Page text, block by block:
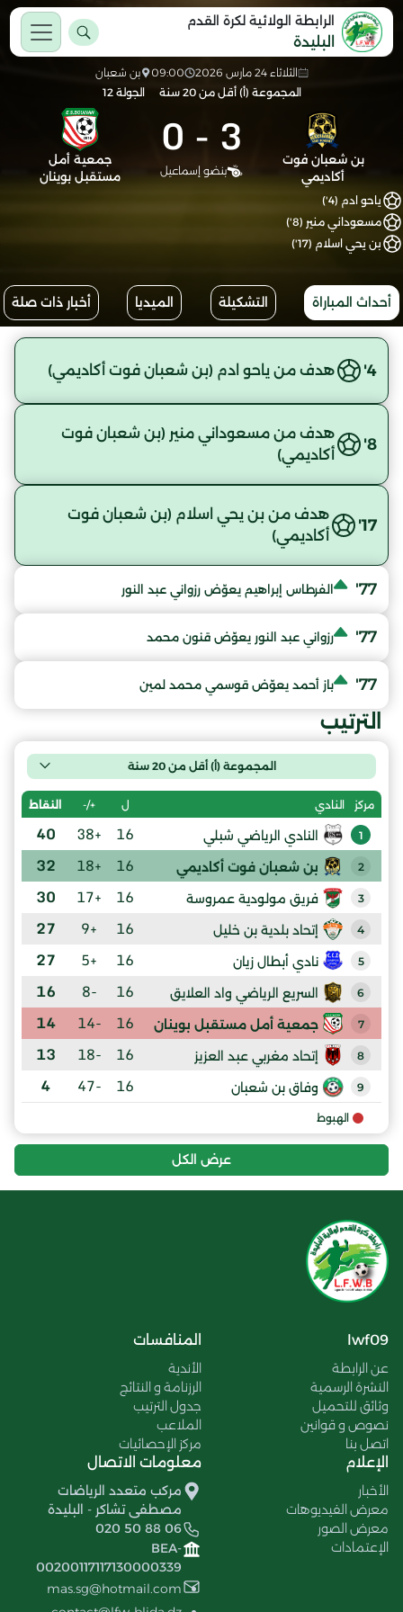
الرابطة الولائية لكرة القدم
البليدة
الثلاثاء 24 مارس 2026 09:00
بن شعبان
المجموعة (أ) أقل من 20 سنة
الجولة 12
بن شعبان فوت
أكاديمي
3
-
0
بنضو إسماعيل
جمعية أمل
مستقبل بوينان
ياحو ادم (4')
مسعوداني منير (8')
بن يحي اسلام (17')
أحداث المباراة التشكيلة الميديا أخبار ذات صلة
4' هدف من ياحو ادم (بن شعبان فوت أكاديمي)
8'
هدف من مسعوداني منير (بن شعبان فوت
أكاديمي)
17'
هدف من بن يحي اسلام (بن شعبان فوت
أكاديمي)
77' الفرطاس إبراهيم يعوّض رزواني عبد النور
77' رزواني عبد النور يعوّض قنون محمد
77' باز أحمد يعوّض قوسمي محمد لمين
الترتيب
المجموعة (أ) أقل من 20 سنة
مركز النادي ل +/- النقاط
1 النادي الرياضي شبلي 16
+38
40
2 بن شعبان فوت أكاديمي 16
+18
32
3 فريق مولودية عمروسة 16
+17
30
4 إتحاد بلدية بن خليل 16
+9
27
5 نادي أبطال زيان 16
+5
27
6 السريع الرياضي واد العلايق 16
-8
16
7 جمعية أمل مستقبل بوينان 16
-14
14
8 إتحاد مغربي عبد العزيز 16
-18
13
9 وفاق بن شعبان 16
-47
4
الهبوط
عرض الكل
lwf09
عن الرابطة
النشرة الرسمية
وثائق للتحميل
نصوص و قوانين
اتصل بنا
المنافسات
الأندية
الرزنامة و النتائج
جدول الترتيب
الملاعب
مركز الإحصائيات
الإعلام
الأخبار
معرض الفيديوهات
معرض الصور
الإعتمادات
معلومات الاتصال
مركب متعدد الرياضات
مصطفى تشاكر - البليدة
020 50 88 06
BEA-
00200117117130000339
mas.sg@hotmail.com